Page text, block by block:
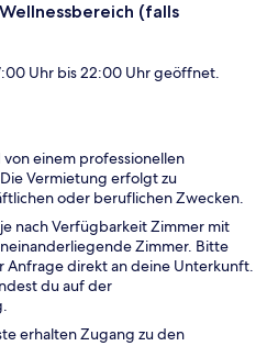
(falls
Uhr bis 22:00 Uhr geöffnet.
einem professionellen
Vermietung erfolgt zu
oder beruflichen Zwecken.
nach Verfügbarkeit Zimmer mit
Zimmer. Bitte
Anfrage direkt an deine Unterkunft.
du auf der
erhalten Zugang zu den